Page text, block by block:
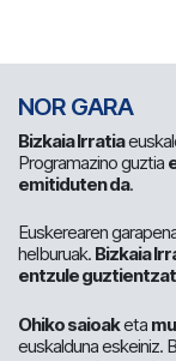
NOR GARA
Bizkaia Irratia
Programazino guztia
emitiduten da.
Euskerearen
helburuak. Bizkaia
entzule
Ohiko saioaketa
euskalduna eskeiniz.